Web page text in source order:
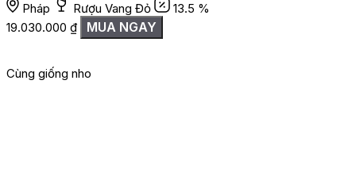
Pháp Rượu Vang Đỏ
13.5 %
19.030.000 ₫ MUA NGAY
Cùng giống nho